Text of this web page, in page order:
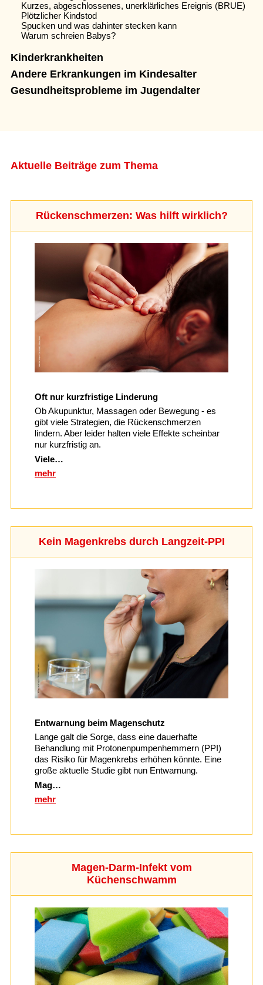
Kurzes, abgeschlossenes, unerklärliches Ereignis (BRUE)
Plötzlicher Kindstod
Spucken und was dahinter stecken kann
Warum schreien Babys?
Kinderkrankheiten
Andere Erkrankungen im Kindesalter
Gesundheitsprobleme im Jugendalter
Aktuelle Beiträge zum Thema
Rückenschmerzen: Was hilft wirklich?
Oft nur kurzfristige Linderung
Ob Akupunktur, Massagen oder Bewegung - es
gibt viele Strategien, die Rückenschmerzen
lindern. Aber leider halten viele Effekte scheinbar
nur kurzfristig an.
Viele…
mehr
Kein Magenkrebs durch Langzeit-PPI
Entwarnung beim Magenschutz
Lange galt die Sorge, dass eine dauerhafte
Behandlung mit Protonenpumpenhemmern (PPI)
das Risiko für Magenkrebs erhöhen könnte. Eine
große aktuelle Studie gibt nun Entwarnung.
Mag…
mehr
Magen-Darm-Infekt vom
Küchenschwamm